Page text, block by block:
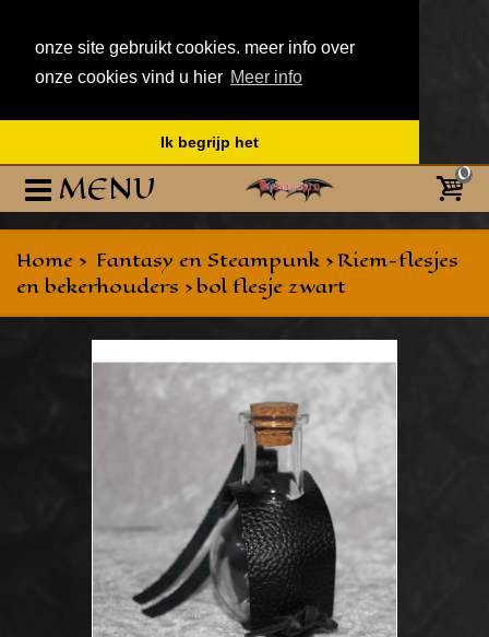
onze site gebruikt cookies. meer info over
onze cookies vind u hier Meer info
Ik begrijp het
MENU 0
Home > Fantasy en Steampunk >Riem-flesjes
en bekerhouders >bol flesje zwart